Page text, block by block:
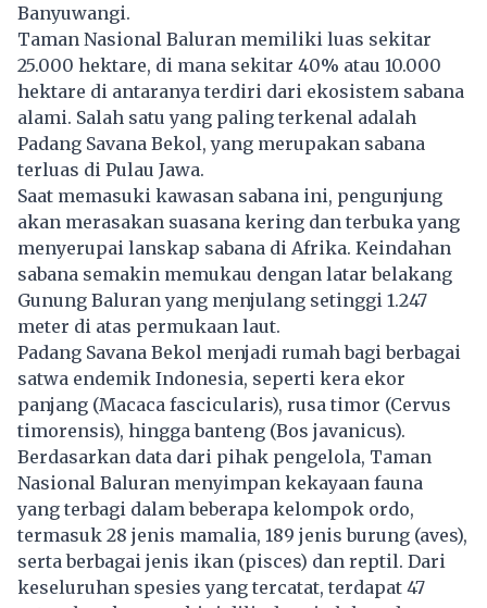
Banyuwangi.
Taman Nasional Baluran memiliki luas sekitar
25.000 hektare, di mana sekitar 40% atau 10.000
hektare di antaranya terdiri dari ekosistem sabana
alami. Salah satu yang paling terkenal adalah
Padang Savana Bekol, yang merupakan sabana
terluas di Pulau Jawa.
Saat memasuki kawasan sabana ini, pengunjung
akan merasakan suasana kering dan terbuka yang
menyerupai lanskap sabana di Afrika. Keindahan
sabana semakin memukau dengan latar belakang
Gunung Baluran yang menjulang setinggi 1.247
meter di atas permukaan laut.
Padang Savana Bekol menjadi rumah bagi berbagai
satwa endemik Indonesia, seperti kera ekor
panjang (Macaca fascicularis), rusa timor (Cervus
timorensis), hingga banteng (Bos javanicus).
Berdasarkan data dari pihak pengelola, Taman
Nasional Baluran menyimpan kekayaan fauna
yang terbagi dalam beberapa kelompok ordo,
termasuk 28 jenis mamalia, 189 jenis burung (aves),
serta berbagai jenis ikan (pisces) dan reptil. Dari
keseluruhan spesies yang tercatat, terdapat 47